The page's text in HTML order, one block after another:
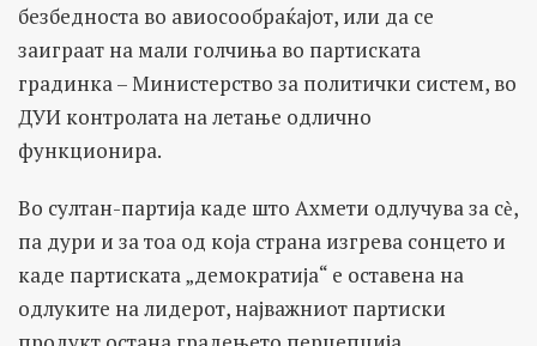
безбедноста во авиосообраќајот, или да се
заиграат на мали голчиња во партиската
градинка – Министерство за политички систем, во
ДУИ контролата на летање одлично
функционира.
Во султан-партија каде што Ахмети одлучува за сѐ,
па дури и за тоа од која страна изгрева сонцето и
каде партиската „демократија“ е оставена на
одлуките на лидерот, најважниот партиски